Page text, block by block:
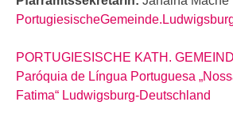
PORTUGIESISCHE KATH.
Paróquia de Língua Portuguesa
Fatima“ Ludwigsburg-Deutschland